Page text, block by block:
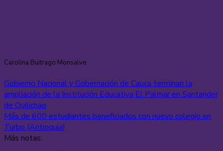
Carolina Buitrago Monsalve
Gobierno Nacional y Gobernación de Cauca terminan la
ampliación de la Institución Educativa El Palmar en Santander
de Quilichao
Más de 600 estudiantes beneficiados con nuevo colegio en
Turbo (Antioquia)
Más notas: